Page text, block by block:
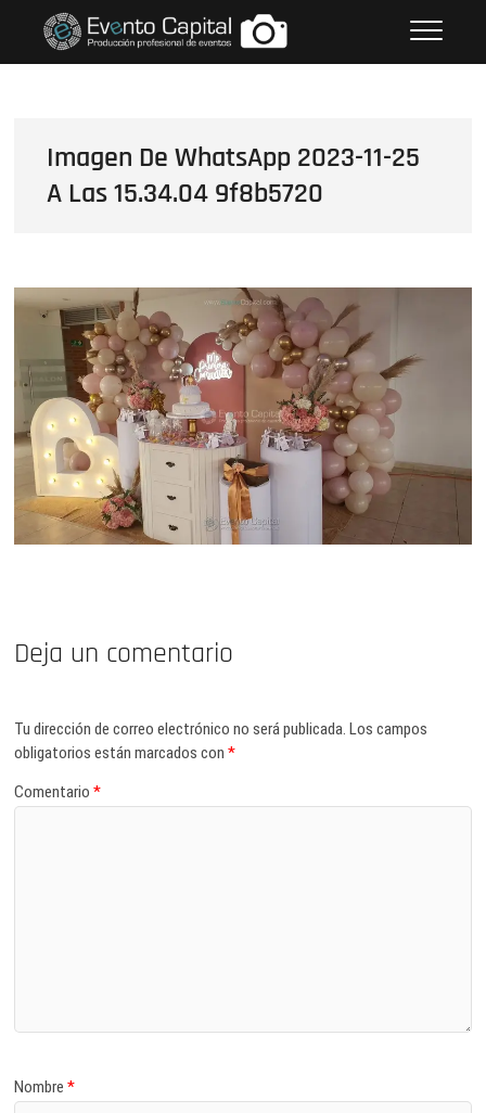
contenido
FOTOS GRUPO EMPRESARIAL
Imagen De WhatsApp 2023-11-25
A Las 15.34.04 9f8b5720
Deja un comentario
Tu dirección de correo electrónico no será publicada. Los campos
obligatorios están marcados con*
Comentario*
Nombre*